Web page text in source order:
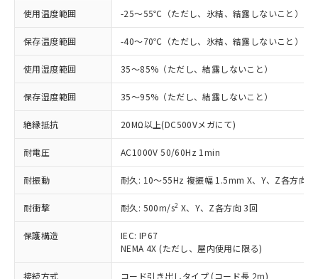
使用温度範囲 -25～55℃（ただし、氷結、結露しないこと）
保存温度範囲 -40～70℃（ただし、氷結、結露しないこと）
使用湿度範囲 35～85%（ただし、結露しないこと）
保存湿度範囲 35～95%（ただし、結露しないこと）
絶縁抵抗 20MΩ以上(DC500Vメガにて)
耐電圧 AC1000V 50/60Hz 1min
耐振動 耐久: 10～55Hz 複振幅 1.5mm X、Y、Z各方向
耐衝撃 耐久: 500m/s2 X、Y、Z各方向 3回
保護構造
IEC: IP67
NEMA 4X (ただし、屋内使用に限る)
接続方式 コード引き出しタイプ (コード長 2m)
ご利用条件
以下の条件をお読みいただき、同意のうえ
本サービスは、当社制御機器事業取扱
商品の当社在庫状況および標準価格
(税抜)を提供させていただくもので
当社制御機器事業取扱商品の中には、
本サービスの対象外となる商品もある
ことをご了承ください。
在庫状況および標準価格照会結果は、
記載している更新日時点での社内デー
タに基づき作成されるものであり、閲
覧された時点での実際の在庫および標
準価格とは異なる場合があることをご
対応予定：EU RoHS指令（10物質）の非含
商品です。
対応予定なし：EU RoHS指令（10物質）の
非含有に非対応の商品で、対応品を出す予
定はありません。
調査・確認中：EU RoHS指令（10物質）の
非含有の対応状況を調査中または確認中の
商品です。
非該当品：ライセンス料など無形物で、有
害物質有無と関係のない商品です。
いたものが、含有品と判明した場合などや
むを得ず変更することがあります。
*EU RoHS指令（10物質）：
鉛(Pb) 1000ppm以下、 水銀(Hg) 1000ppm以下、 カド
ミウム(Cd) 100ppm以下、
六価クロム(Cr(Ⅵ)) 1000ppm以下、ポリ臭化ビフェニル
類(PBB) 1000ppm以下、ポリ臭化ジフェニルエーテル類
※1 中国RoHS○×表
「○」：最大均質材料含有率が中国RoHSの
基準値以下であることを示します。
「×」：最大均質材料含有率が中国RoHSの
基準値を超えていることを示します。
「－」：未確認です。当社販売部門へお問
い合わせください。
*中国RoHS10物質の基準値 (GB/T26572)：
Pb(鉛) :1000ppm、 Hg(水銀) : 1000ppm、 Cd(カドミウ
ム) : 100ppm、
当社は、これら貴社製品のうち、外国
為替および外国貿易法に定める商品
（以下｢規制貨物等」という）を輸出
または国外への提供する場合は、日本
国政府の輸出許可(または役務取引許
可)を取得するなどの必要な手続きを
説明